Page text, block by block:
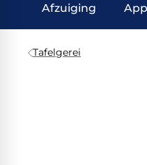
Afzuiging
Tafelgerei